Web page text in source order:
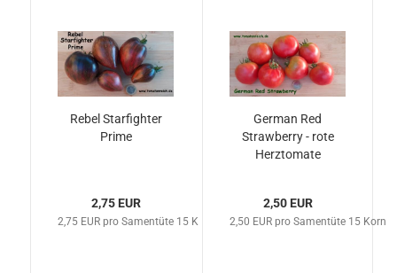
Rebel Starfighter
Prime
2,75 EUR
2,75 EUR pro Samentüte 15 Korn
German Red
Strawberry - rote
Herztomate
2,50 EUR
2,50 EUR pro Samentüte 15 Korn